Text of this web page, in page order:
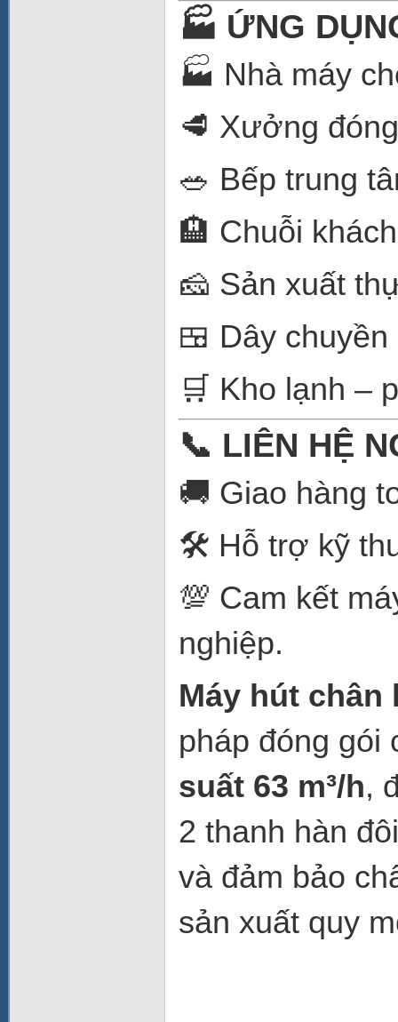
🏭 ỨNG
🏭 Nhà máy
🥩 Xưởng
🥗 Bếp trung
🏨 Chuỗi
🧀 Sản xuất
🍱 Dây
🛒 Kho lạnh –
📞 LIÊN HỆ
🚚 Giao hàng
🛠️ Hỗ trợ kỹ
💯 Cam kết
nghiệp.
Máy hút chân
pháp đóng gói
suất 63 m³/h,
2 thanh hàn
và đảm bảo
sản xuất quy